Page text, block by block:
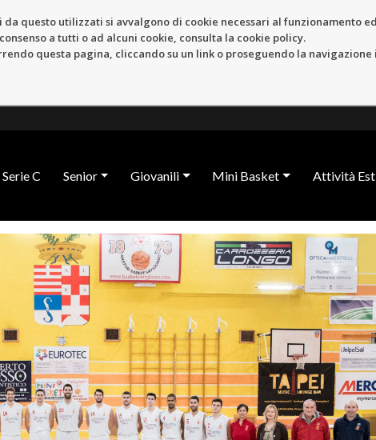
questo utilizzati si avvalgono di cookie necessari al funzionamento
a tutti o ad alcuni cookie, consulta la cookie policy.
questa pagina, cliccando su un link o proseguendo la
Serie C Senior Giovanili Mini Basket Attività